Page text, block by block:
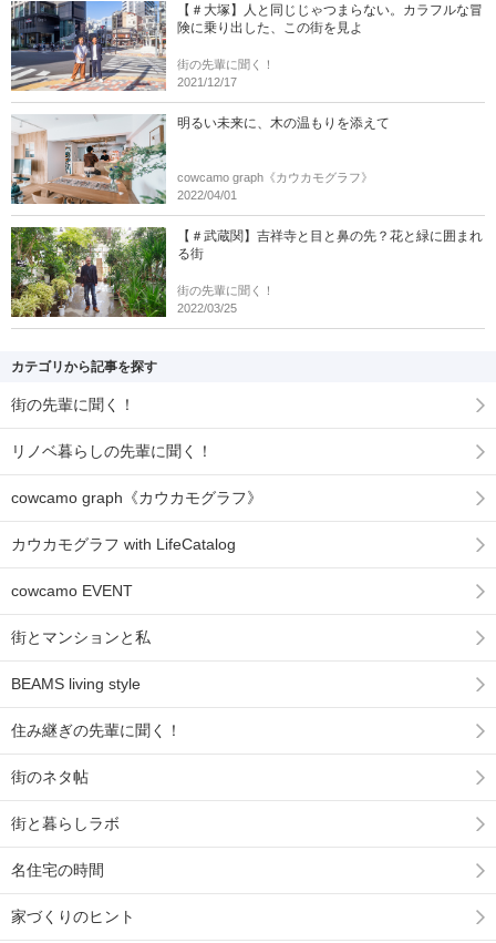
【＃大塚】人と同じじゃつまらない。カラフルな冒
険に乗り出した、この街を見よ
街の先輩に聞く！
2021/12/17
明るい未来に、木の温もりを添えて
cowcamo graph《カウカモグラフ》
2022/04/01
【＃武蔵関】吉祥寺と目と鼻の先？花と緑に囲まれ
る街
街の先輩に聞く！
2022/03/25
カテゴリから記事を探す
街の先輩に聞く！
リノベ暮らしの先輩に聞く！
cowcamo graph《カウカモグラフ》
カウカモグラフ with LifeCatalog
cowcamo EVENT
街とマンションと私
BEAMS living style
住み継ぎの先輩に聞く！
街のネタ帖
街と暮らしラボ
名住宅の時間
家づくりのヒント